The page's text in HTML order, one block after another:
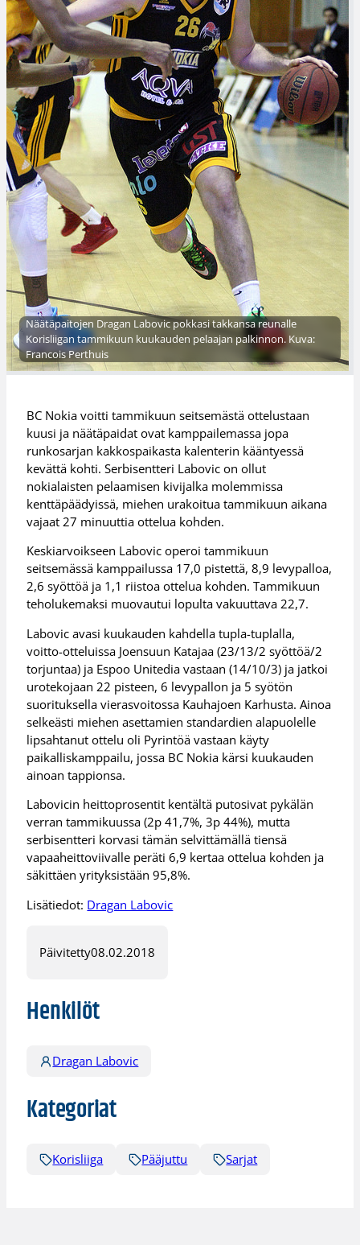
Näätäpaitojen Dragan Labovic pokkasi takkansa reunalle
Korisliigan tammikuun kuukauden pelaajan palkinnon. Kuva:
Francois Perthuis
BC Nokia voitti tammikuun seitsemästä ottelustaan
kuusi ja näätäpaidat ovat kamppailemassa jopa
runkosarjan kakkospaikasta kalenterin kääntyessä
kevättä kohti. Serbisentteri Labovic on ollut
nokialaisten pelaamisen kivijalka molemmissa
kenttäpäädyissä, miehen urakoitua tammikuun aikana
vajaat 27 minuuttia ottelua kohden.
Keskiarvoikseen Labovic operoi tammikuun
seitsemässä kamppailussa 17,0 pistettä, 8,9 levypalloa,
2,6 syöttöä ja 1,1 riistoa ottelua kohden. Tammikuun
teholukemaksi muovautui lopulta vakuuttava 22,7.
Labovic avasi kuukauden kahdella tupla-tuplalla,
voitto-otteluissa Joensuun Katajaa (23/13/2 syöttöä/2
torjuntaa) ja Espoo Unitedia vastaan (14/10/3) ja jatkoi
urotekojaan 22 pisteen, 6 levypallon ja 5 syötön
suorituksella vierasvoitossa Kauhajoen Karhusta. Ainoa
selkeästi miehen asettamien standardien alapuolelle
lipsahtanut ottelu oli Pyrintöä vastaan käyty
paikalliskamppailu, jossa BC Nokia kärsi kuukauden
ainoan tappionsa.
Labovicin heittoprosentit kentältä putosivat pykälän
verran tammikuussa (2p 41,7%, 3p 44%), mutta
serbisentteri korvasi tämän selvittämällä tiensä
vapaaheittoviivalle peräti 6,9 kertaa ottelua kohden ja
säkittäen yrityksistään 95,8%.
Lisätiedot: Dragan Labovic
Päivitetty08.02.2018
Henkilöt
Dragan Labovic
Kategoriat
Korisliiga Pääjuttu Sarjat